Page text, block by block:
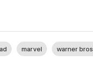
marvel warner bros.